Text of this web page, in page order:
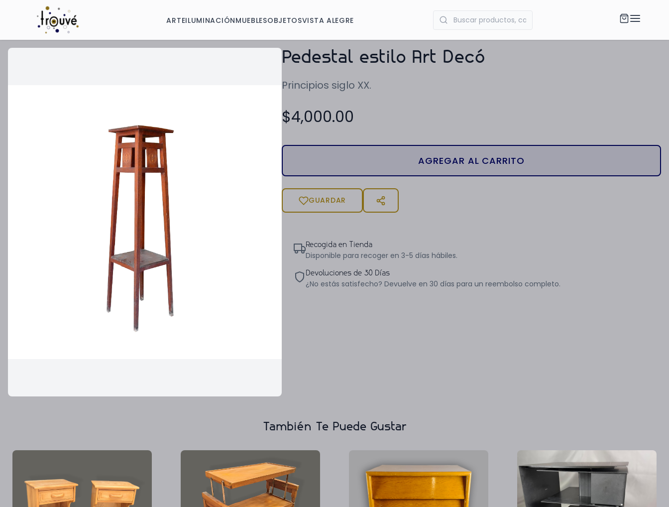
ARTEILUMINACIÓNMUEBLESOBJETOSVISTA ALEGRE
Pedestal estilo Art Decó
Principios siglo XX.
$4,000.00
AGREGAR AL CARRITO
GUARDAR
Recogida en Tienda
Disponible para recoger en 3-5 días hábiles.
Devoluciones de 30 Días
¿No estás satisfecho? Devuelve en 30 días para un reembolso completo.
También Te Puede Gustar